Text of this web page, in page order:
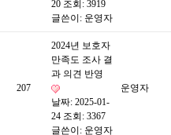
20 조회: 3919
글쓴이: 운영자
207
2024년 보호자
만족도 조사 결
과 의견 반영
날짜: 2025-01-
24 조회: 3367
글쓴이: 운영자
운영자